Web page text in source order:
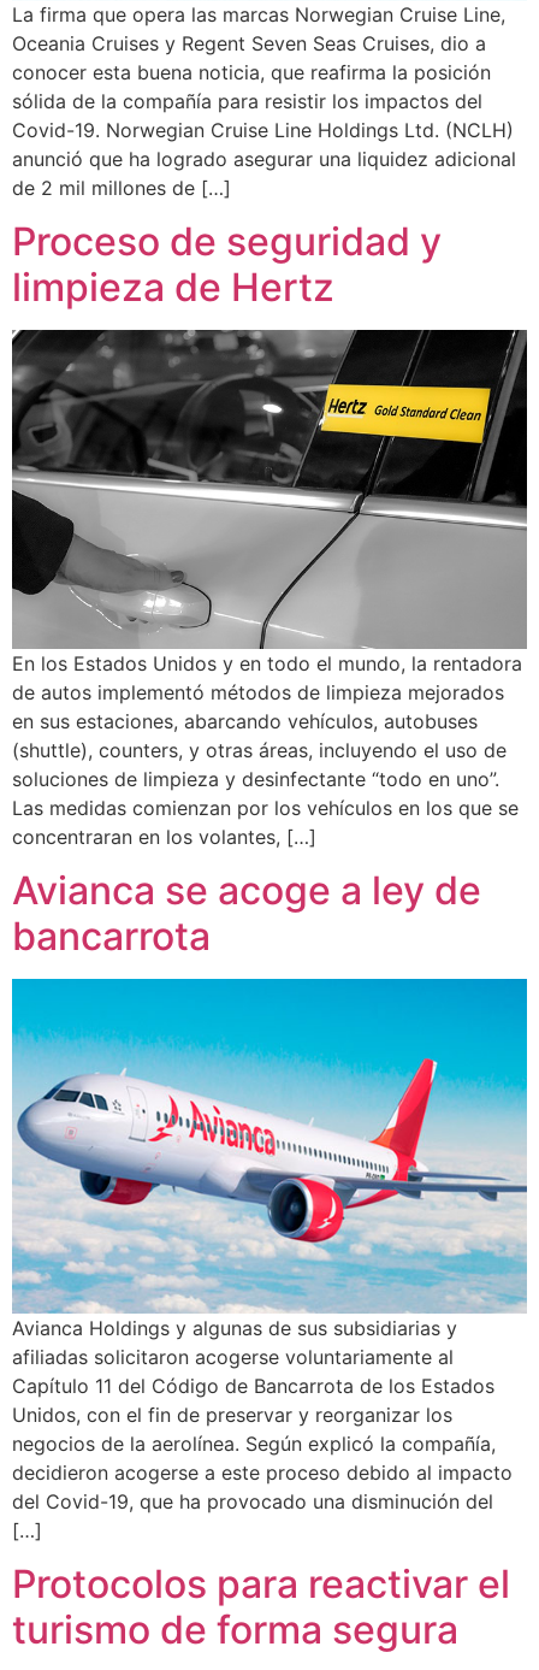
La firma que opera las marcas Norwegian Cruise Line,
Oceania Cruises y Regent Seven Seas Cruises, dio a
conocer esta buena noticia, que reafirma la posición
sólida de la compañía para resistir los impactos del
Covid-19. Norwegian Cruise Line Holdings Ltd. (NCLH)
anunció que ha logrado asegurar una liquidez adicional
de 2 mil millones de […]
Proceso de seguridad y
limpieza de Hertz
En los Estados Unidos y en todo el mundo, la rentadora
de autos implementó métodos de limpieza mejorados
en sus estaciones, abarcando vehículos, autobuses
(shuttle), counters, y otras áreas, incluyendo el uso de
soluciones de limpieza y desinfectante “todo en uno”.
Las medidas comienzan por los vehículos en los que se
concentraran en los volantes, […]
Avianca se acoge a ley de
bancarrota
Avianca Holdings y algunas de sus subsidiarias y
afiliadas solicitaron acogerse voluntariamente al
Capítulo 11 del Código de Bancarrota de los Estados
Unidos, con el fin de preservar y reorganizar los
negocios de la aerolínea. Según explicó la compañía,
decidieron acogerse a este proceso debido al impacto
del Covid-19, que ha provocado una disminución del
[…]
Protocolos para reactivar el
turismo de forma segura